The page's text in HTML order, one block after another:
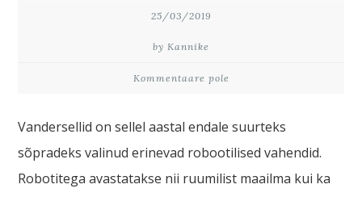
25/03/2019
by Kannike
Kommentaare pole
Vandersellid on sellel aastal endale suurteks
sõpradeks valinud erinevad robootilised vahendid.
Robotitega avastatakse nii ruumilist maailma kui ka